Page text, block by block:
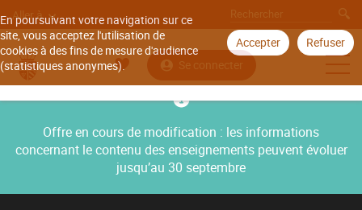
En poursuivant votre navigation sur ce
site, vous acceptez l'utilisation de
cookies à des fins de mesure d'audience
(statistiques anonymes).
Accepter Refuser
Aller à
Se connecter
Offre en cours de modification : les informations
concernant le contenu des enseignements peuvent évoluer
jusqu’au 30 septembre